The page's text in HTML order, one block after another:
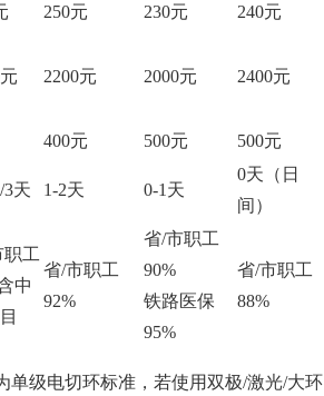
250元 230元
240元
2200元 2000元 2400元
400元 500元 500元
3天 1-2天 0-1天
0天（日
间）
工
中
省/市职工
92%
省/市职工
90%
铁路医保
95%
省/市职工
88%
单级电切环标准，若使用双极/激光/大环